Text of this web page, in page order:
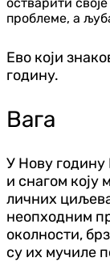
проблеме, а
Ево који
годину.
Вага
У Нову годину
и снагом коју
личних
неопходним
околности,
су их мучиле